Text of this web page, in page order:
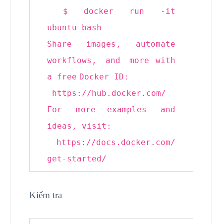
$ docker run -it
ubuntu bash
Share images, automate
workflows, and more
with
a free Docker ID:
https: //hub .docker.com/
For more
examples and
ideas, visit:
https: //docs .docker.com/
get-started/
Kiểm tra